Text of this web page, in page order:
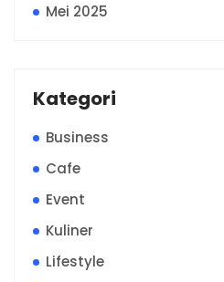
Mei 2025
Kategori
Business
Cafe
Event
Kuliner
Lifestyle